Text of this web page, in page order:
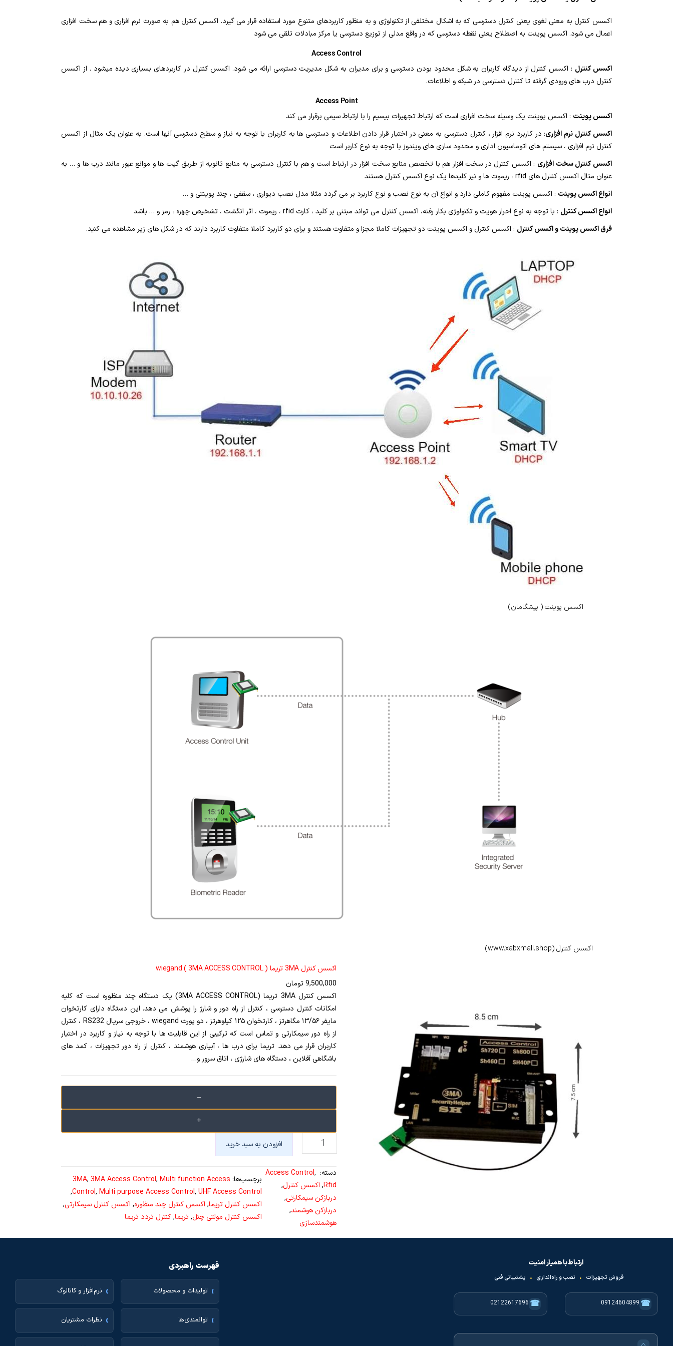
اکسس کنترل به معنی لغوی یعنی کنترل دسترسی که به اشکال مختلفی از تکنولوژی و به منظور کاربردهای متنوع مورد استفاده قرار می گیرد. اکسس کنترل هم به صورت نرم افزاری و هم سخت افزاری
اعمال می شود. اکسس پوینت به اصطلاح یعنی نقطه دسترسی که در واقع مدلی از توزیع دسترسی یا مرکز مبادلات تلقی می شود
Access Control
اکسس کنترل : اکسس کنترل از دیدگاه کاربران به شکل محدود بودن دسترسی و برای مدیران به شکل مدیریت دسترسی ارائه می شود. اکسس کنترل در کاربردهای بسیاری دیده میشود . از اکسس
کنترل درب های ورودی گرفته تا کنترل دسترسی در شبکه و اطلاعات.
Access Point
اکسس پوینت : اکسس پوینت یک وسیله سخت افزاری است که ارتباط تجهیزات بیسیم را با ارتباط سیمی برقرار می کند
اکسس کنترل نرم افزاری: در کاربرد نرم افزار ، کنترل دسترسی به معنی در اختیار قرار دادن اطلاعات و دسترسی ها به کاربران با توجه به نیاز و سطح دسترسی آنها است. به عنوان یک مثال از اکسس
کنترل نرم افزاری ، سیستم های اتوماسیون اداری و محدود سازی های ویندوز با توجه به نوع کاربر است
اکسس کنترل سخت افزاری : اکسس کنترل در سخت افزار هم با تخصص منابع سخت افزار در ارتباط است و هم با کنترل دسترسی به منابع ثانویه از طریق گیت ها و موانع عبور مانند درب ها و … به
عنوان مثال اکسس کنترل های rfid ، ریموت ها و نیز کلیدها یک نوع اکسس کنترل هستند
انواع اکسس پوینت : اکسس پوینت مفهوم کاملی دارد و انواع آن به نوع نصب و نوع کاربرد بر می گردد مثلا مدل نصب دیواری ، سقفی ، چند پوینتی و …
انواع اکسس کنترل : با توجه به نوع احراز هویت و تکنولوژی بکار رفته، اکسس کنترل می تواند مبتنی بر کلید ، کارت rfid ، ریموت ، اثر انگشت ، تشخیص چهره ، رمز و … باشد
فرق اکسس پوینت و اکسس کنترل : اکسس کنترل و اکسس پوینت دو تجهیزات کاملا مجزا و متفاوت هستند و برای دو کاربرد کاملا متفاوت کاربرد دارند که در شکل های زیر مشاهده می کنید.
اکسس پوینت ( پیشگامان)
اکسس کنترل (www.xabxmall.shop)
اکسس کنترل 3MA تریما ( 3MA ACCESS CONTROL ) wiegand
9,500,000تومان
اکسس کنترل 3MA تریما (3MA ACCESS CONTROL) یک دستگاه چند منظوره است که کلیه
امکانات کنترل دسترسی ، کنترل از راه دور و شارژ را پوشش می دهد. این دستگاه دارای کارتخوان
مایفر ۱۳/۵۶ مگاهرتز ، کارتخوان ۱۲۵ کیلوهرتز ، دو پورت wiegand ، خروجی سریال RS232 ، کنترل
از راه دور سیمکارتی و تماس است که ترکیبی از این قابلیت ها با توجه به نیاز و کاربرد در اختیار
کاربران قرار می دهد. تریما برای درب ها ، آبیاری هوشمند ، کنترل از راه دور تجهیزات ، کمد های
باشگاهی آفلاین ، دستگاه های شارژی ، اتاق سرور و…
–
ک
س
ک
ن
ت
ر
ل
+
افزودن به سبد خرید
دسته: Access Control
Rfid
, اکسس کنترل,
دربازکن سیمکارتی,
دربازکن هوشمند,
هوشمندسازی
برچسب‌ها: 3MA, 3MA Access Control, Multi function Access
Control, Multi purpose Access Control, UHF Access Control
,
اکسس کنترل تریما, اکسس کنترل چند منظوره, اکسس کنترل سیمکارتی,
اکسس کنترل مولتی چنل, تریما, کنترل تردد تریما
ارتباط با همیار امنیت
فروش تجهیزات • نصب و راه‌اندازی • پشتیبانی فنی
☎
09124604899
☎
02122617696
فهرست راهبردی
تولیدات و محصولات نرم‌افزار و کاتالوگ
توانمندی‌ها نظرات مشتریان